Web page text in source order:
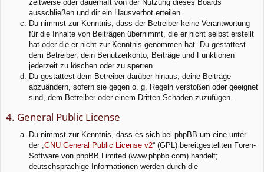
zeitweise oder dauerhaft von der Nutzung dieses Boards
ausschließen und dir ein Hausverbot erteilen.
Du nimmst zur Kenntnis, dass der Betreiber keine Verantwortung
für die Inhalte von Beiträgen übernimmt, die er nicht selbst erstellt
hat oder die er nicht zur Kenntnis genommen hat. Du gestattest
dem Betreiber, dein Benutzerkonto, Beiträge und Funktionen
jederzeit zu löschen oder zu sperren.
Du gestattest dem Betreiber darüber hinaus, deine Beiträge
abzuändern, sofern sie gegen o. g. Regeln verstoßen oder geeignet
sind, dem Betreiber oder einem Dritten Schaden zuzufügen.
4. General Public License
Du nimmst zur Kenntnis, dass es sich bei phpBB um eine unter
der „GNU General Public License v2“ (GPL) bereitgestellten Foren-
Software von phpBB Limited (www.phpbb.com) handelt;
deutschsprachige Informationen werden durch die